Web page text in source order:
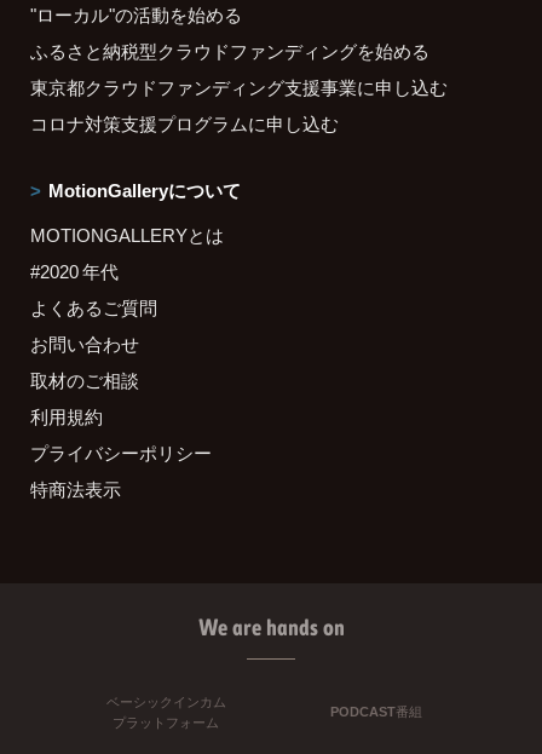
"ローカル"の活動を始める
ふるさと納税型クラウドファンディングを始める
東京都クラウドファンディング支援事業に申し込む
コロナ対策支援プログラムに申し込む
MotionGalleryについて
MOTIONGALLERYとは
#2020 年代
よくあるご質問
お問い合わせ
取材のご相談
利用規約
プライバシーポリシー
特商法表示
We are hands on
ベーシックインカム
プラットフォーム
PODCAST番組